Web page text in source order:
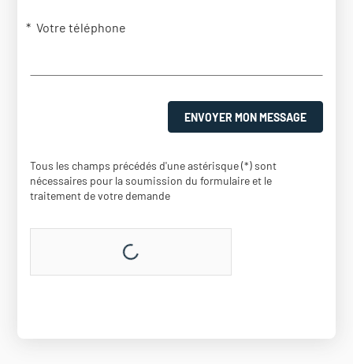
Votre téléphone
ENVOYER MON MESSAGE
Tous les champs précédés d'une astérisque (*) sont
nécessaires pour la soumission du formulaire et le
traitement de votre demande